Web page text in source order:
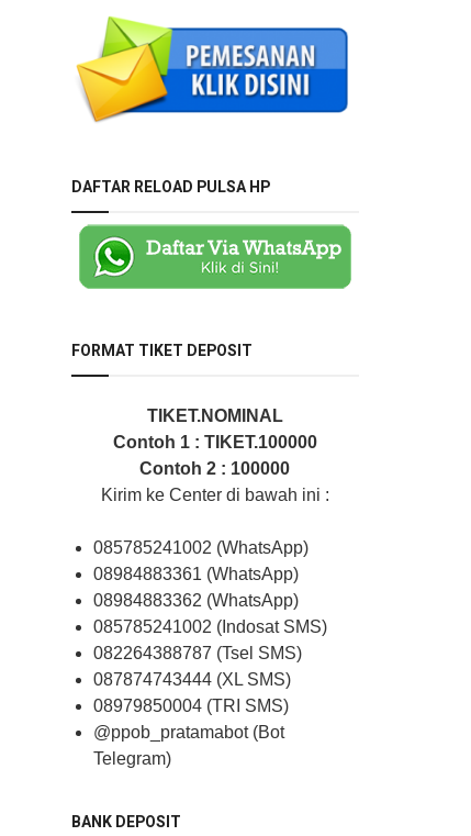
DAFTAR RELOAD PULSA HP
FORMAT TIKET DEPOSIT
TIKET.NOMINAL
Contoh 1 : TIKET.100000
Contoh 2 : 100000
Kirim ke Center di bawah ini :
085785241002 (WhatsApp)
08984883361 (WhatsApp)
08984883362 (WhatsApp)
085785241002 (Indosat SMS)
082264388787 (Tsel SMS)
087874743444 (XL SMS)
08979850004 (TRI SMS)
@ppob_pratamabot (Bot
Telegram)
BANK DEPOSIT